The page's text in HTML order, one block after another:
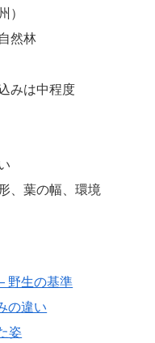
）
然林
みは中程度
、葉の幅、環境
野生の基準
の違い
姿